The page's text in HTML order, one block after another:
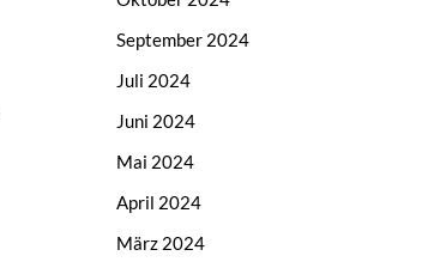
September 2024
Juli 2024
Juni 2024
Mai 2024
April 2024
März 2024